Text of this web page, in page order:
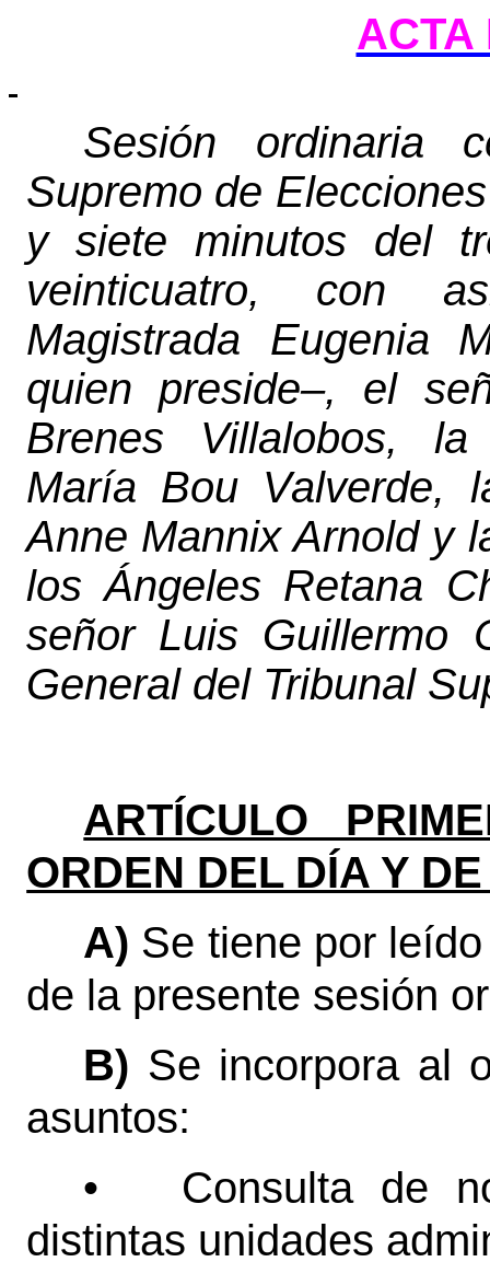
ACTA
Sesión ordinaria
Supremo de
y siete minutos del
veinticuatro, con
Magistrada Eugenia
quien preside–, el
Brenes Villalobos,
María Bou Valverde,
Anne Mannix Arnold y
los Ángeles Retana
señor Luis Guillermo
General del Tribunal
ARTÍCULO
ORDEN DEL DÍA Y
A) Se tiene por
de la presente sesión
B) Se incorpora al
asuntos:
•
Consulta de
distintas unidades